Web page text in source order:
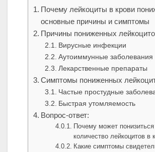
Почему лейкоциты в крови
основные причины и симптомы
Причины пониженных
Вирусные инфекции
Аутоиммунные заболевания
Лекарственные препараты
Симптомы пониженных
Частые простудные
Быстрая утомляемость
Вопрос-ответ:
Почему может понизиться
количество лейкоцитов в
Какие симптомы